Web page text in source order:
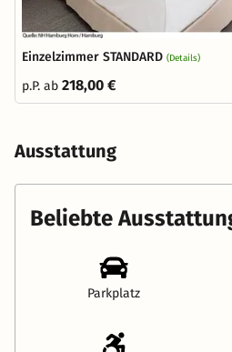
Einzelzimmer STANDARD (Details)
p.P. ab 218,00 €
Ausstattung
Beliebte
Parkplatz